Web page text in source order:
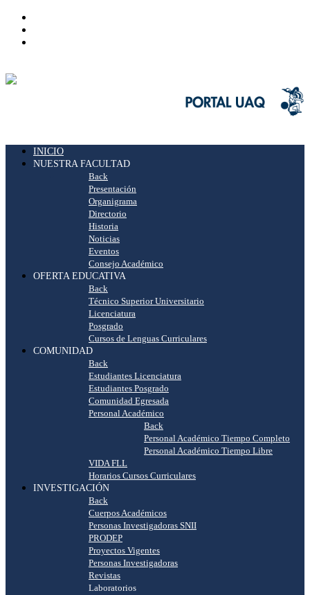
INICIO
NUESTRA FACULTAD
Back
Presentación
Organigrama
Directorio
Historia
Noticias
Eventos
Consejo Académico
OFERTA EDUCATIVA
Back
Técnico Superior Universitario
Licenciatura
Posgrado
Cursos de Lenguas Curriculares
COMUNIDAD
Back
Estudiantes Licenciatura
Estudiantes Posgrado
Comunidad Egresada
Personal Académico
Back
Personal Académico Tiempo Completo
Personal Académico Tiempo Libre
VIDA FLL
Horarios Cursos Curriculares
INVESTIGACIÓN
Back
Cuerpos Académicos
Personas Investigadoras SNII
PRODEP
Proyectos Vigentes
Personas Investigadoras
Revistas
Laboratorios